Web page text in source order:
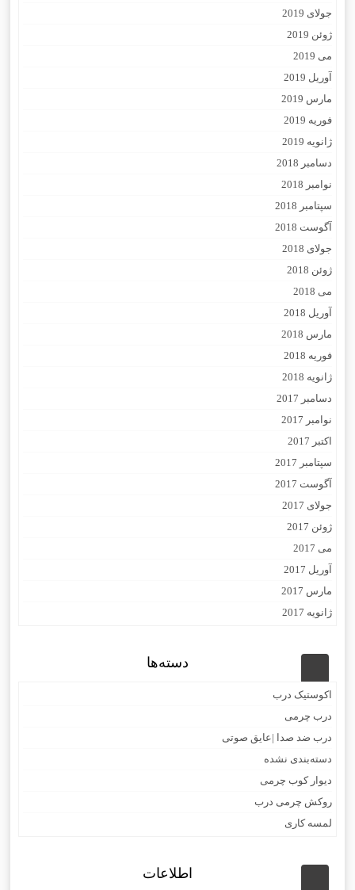
جولای 2019
ژوئن 2019
می 2019
آوریل 2019
مارس 2019
فوریه 2019
ژانویه 2019
دسامبر 2018
نوامبر 2018
سپتامبر 2018
آگوست 2018
جولای 2018
ژوئن 2018
می 2018
آوریل 2018
مارس 2018
فوریه 2018
ژانویه 2018
دسامبر 2017
نوامبر 2017
اکتبر 2017
سپتامبر 2017
آگوست 2017
جولای 2017
ژوئن 2017
می 2017
آوریل 2017
مارس 2017
ژانویه 2017
دسته‌ها
اکوستیک درب
درب چرمی
درب ضد صدا |عایق صوتی
دسته‌بندی نشده
دیوار کوب چرمی
روکش چرمی درب
لمسه کاری
اطلاعات